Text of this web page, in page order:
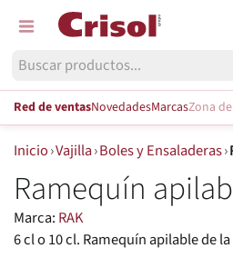
Red de ventasNovedadesMarcasZona
Inicio›Vajilla›Boles y Ensaladeras›
Ramequín
Marca: RAK
6 cl o 10 cl. Ramequín apilable de